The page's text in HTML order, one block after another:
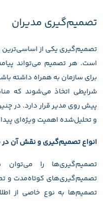
تصمیم‌گیری مدیران
تصمیم‌گیری یکی از
است. هر تصمیم می‌تواند
برای سازمان به همراه داشته
شرایطی اتخاذ می‌شوند که
پیش روی مدیر قرار دارد. در
و تحلیل‌شده اهمیت ویژه‌ای
انواع تصمیم‌گیری و نقش آن
تصمیم‌گیری‌ها را
تصمیم‌گیری‌های کوتاه‌مدت و
تصمیم‌ها به نوع خاصی از